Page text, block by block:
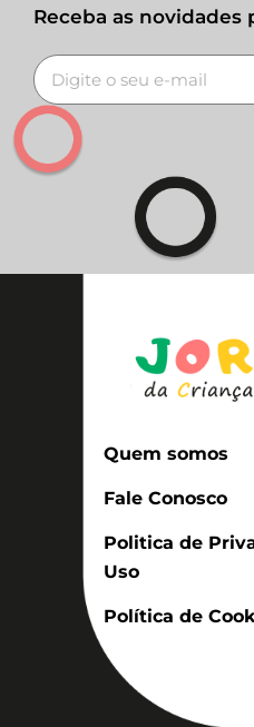
Receba as novidades
Quem somos
Fale Conosco
Politica de
Uso
Política de